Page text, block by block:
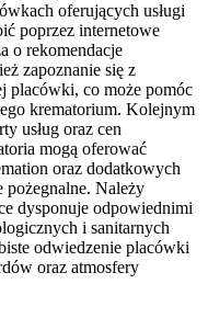
oferujących usługi
poprzez internetowe
o rekomendacje
zapoznanie się z
placówki, co może pomóc
krematorium. Kolejnym
usług oraz cen
mogą oferować
oraz dodatkowych
pożegnalne. Należy
dysponuje odpowiednimi
i sanitarnych
odwiedzenie placówki
oraz atmosfery